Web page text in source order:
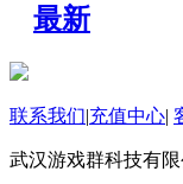
最新
联系我们|充值中心|
武汉游戏群科技有